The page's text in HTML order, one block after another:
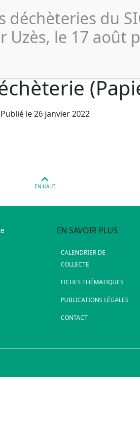
Compostage Déchèterie
Publié le 26 janvier 2022
EN HAUT
EN SAVOIR PLUS
CALENDRIER DE
COLLECTE
FICHES THÉMATIQUES
PUBLICATIONS LÉGALES
CONTACT
du
le 17 août